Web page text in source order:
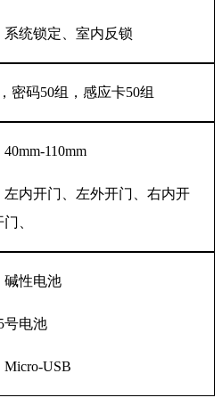
系统锁定、室内反锁
密码50组，感应卡50组
110mm
左内开门、左外开门、右内开
、
碱性电池
号电池
USB